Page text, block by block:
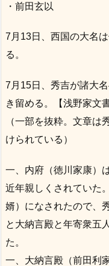
・前田玄以
7月13日、西国の大名
る。
7月15日、秀吉が諸大
き留める。【浅野家文書
（一部を抜粋。文章は
けられている）
一、内府（徳川家康）
近年親しくされていた
婿）になされたので、
と大納言殿と年寄衆五
た。
一、大納言殿（前田利